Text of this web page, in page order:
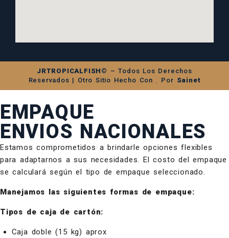
JRTROPICALFISH© – Todos Los Derechos
Reservados | Otro Sitio Hecho Con
Por Sainet
EMPAQUE
ENVIOS NACIONALES
Estamos comprometidos a brindarle opciones flexibles
para adaptarnos a sus necesidades. El costo del empaque
se calculará según el tipo de empaque seleccionado.
Manejamos las siguientes formas de empaque:
Tipos de caja de cartón:
Caja doble (15 kg) aprox